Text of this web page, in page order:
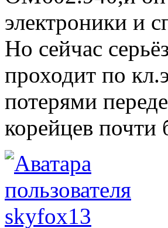
электроники и
Но сейчас
проходит по
потерями
корейцев почти
skyfox13